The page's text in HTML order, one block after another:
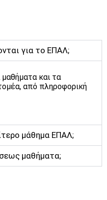
για το ΕΠΑΛ;
και τα
από πληροφορική
μάθημα ΕΠΑΛ;
μαθήματα;